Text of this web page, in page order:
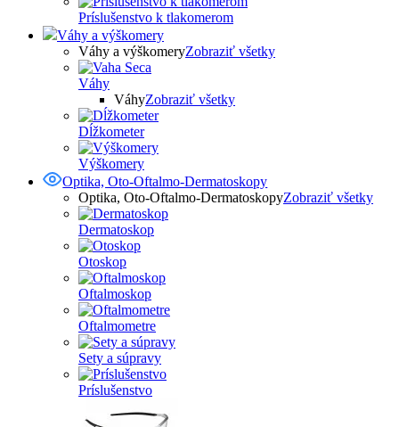
Príslušenstvo k tlakomerom
Váhy a výškomery
Váhy a výškomeryZobraziť všetky
Váhy
VáhyZobraziť všetky
Dĺžkometer
Výškomery
Optika, Oto-Oftalmo-Dermatoskopy
Optika, Oto-Oftalmo-DermatoskopyZobraziť všetky
Dermatoskop
Otoskop
Oftalmoskop
Oftalmometre
Sety a súpravy
Príslušenstvo